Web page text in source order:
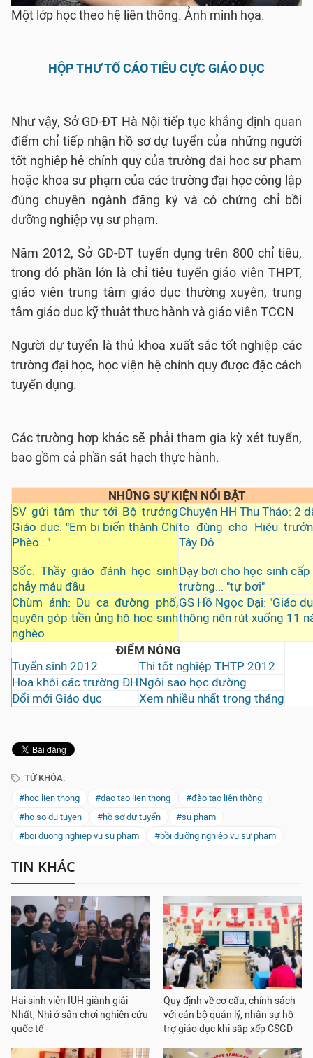
Một lớp học theo hệ liên thông. Ảnh minh họa.
HỘP THƯ TỐ CÁO TIÊU CỰC GIÁO DỤC
Như vậy, Sở GD-ĐT Hà Nội tiếp tục khẳng định quan
điểm chỉ tiếp nhận hồ sơ dự tuyển của những người
tốt nghiệp hệ chính quy của trường đại học sư phạm
hoặc khoa sư phạm của các trường đại học công lập
đúng chuyên ngành đăng ký và có chứng chỉ bồi
dưỡng nghiệp vụ sư phạm.
Năm 2012, Sở GD-ĐT tuyển dụng trên 800 chỉ tiêu,
trong đó phần lớn là chỉ tiêu tuyển giáo viên THPT,
giáo viên trung tâm giáo dục thường xuyên, trung
tâm giáo dục kỹ thuật thực hành và giáo viên TCCN.
Người dự tuyển là thủ khoa xuất sắc tốt nghiệp các
trường đại học, học viện hệ chính quy được đặc cách
tuyển dụng.
Các trường hợp khác sẽ phải tham gia kỳ xét tuyển,
bao gồm cả phần sát hạch thực hành.
NHỮNG SỰ KIỆN NỔI BẬT
SV gửi tâm thư tới Bộ trưởng
Giáo dục: "Em bị biến thành Chí
Phèo..."
Chuyện HH Thu Thảo: 2
to đùng cho Hiệu
Tây Đô
Sốc: Thầy giáo đánh học sinh
chảy máu đầu
Dạy bơi cho học sinh cấp
trường... "tự bơi"
Chùm ảnh: Du ca đường phố,
quyên góp tiền ủng hộ học sinh
nghèo
GS Hồ Ngọc Đại: "Giáo
thông nên rút xuống 11
ĐIỂM NÓNG
Tuyển sinh 2012
Thi tốt nghiệp THTP 2012
Hoa khôi các trường ĐHNgôi sao học đường
Đổi mới Giáo dục
Xem nhiều nhất trong tháng
TỪ KHÓA:
#hoc lien thong
#dao tao lien thong
#đào tạo liên thông
#ho so du tuyen
#hồ sơ dự tuyển
#su pham
#boi duong nghiep vụ su pham
#bồi dưỡng nghiệp vụ sư phạm
TIN KHÁC
Hai sinh viên IUH giành giải
Nhất, Nhì ở sân chơi nghiên cứu
quốc tế
Quy định về cơ cấu, chính sách
với cán bộ quản lý, nhân sự hỗ
trợ giáo dục khi sắp xếp CSGD